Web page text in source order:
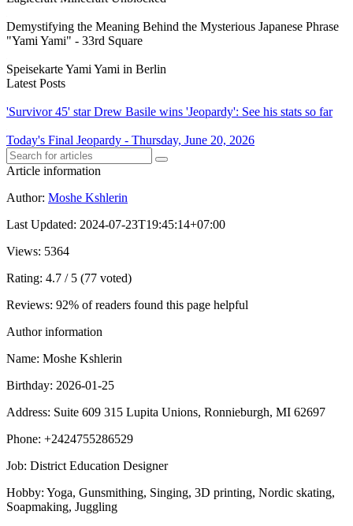
Demystifying the Meaning Behind the Mysterious Japanese Phrase
"Yami Yami" - 33rd Square
Speisekarte Yami Yami in Berlin
Latest Posts
'Survivor 45' star Drew Basile wins 'Jeopardy': See his stats so far
Today's Final Jeopardy - Thursday, June 20, 2026
Article information
Author: Moshe Kshlerin
Last Updated: 2024-07-23T19:45:14+07:00
Views: 5364
Rating: 4.7 / 5 (77 voted)
Reviews: 92% of readers found this page helpful
Author information
Name: Moshe Kshlerin
Birthday: 2026-01-25
Address: Suite 609 315 Lupita Unions, Ronnieburgh, MI 62697
Phone: +2424755286529
Job: District Education Designer
Hobby: Yoga, Gunsmithing, Singing, 3D printing, Nordic skating,
Soapmaking, Juggling